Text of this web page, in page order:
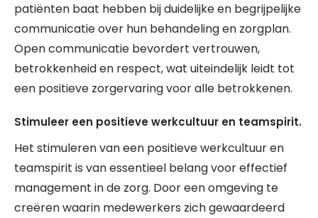
patiënten baat hebben bij duidelijke en begrijpelijke
communicatie over hun behandeling en zorgplan.
Open communicatie bevordert vertrouwen,
betrokkenheid en respect, wat uiteindelijk leidt tot
een positieve zorgervaring voor alle betrokkenen.
Stimuleer een positieve werkcultuur en teamspirit.
Het stimuleren van een positieve werkcultuur en
teamspirit is van essentieel belang voor effectief
management in de zorg. Door een omgeving te
creëren waarin medewerkers zich gewaardeerd